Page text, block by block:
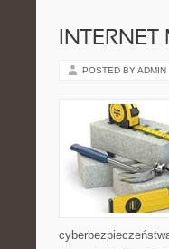
POSTED BY ADMIN